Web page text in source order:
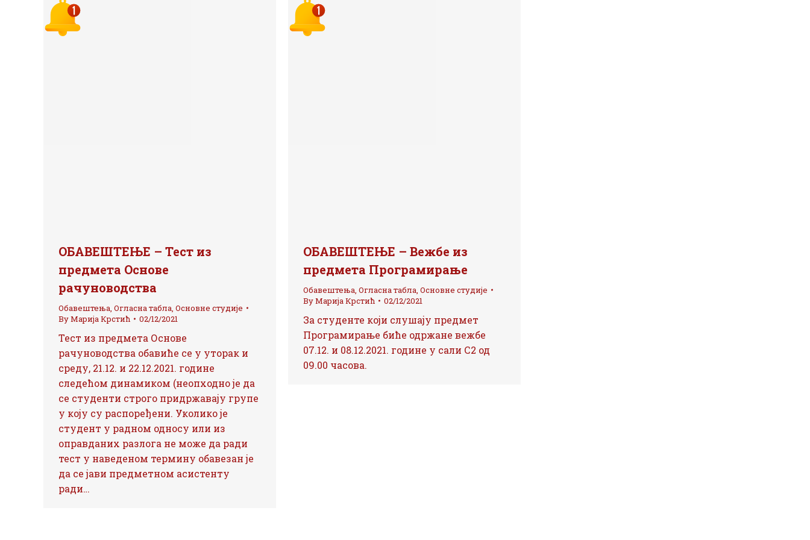
ОБАВЕШТЕЊЕ – Тест из
предмета Основе
рачуноводства
Обавештења, Огласна табла, Основне студије
ByМарија Крстић 02/12/2021
Тест из предмета Основе
рачуноводства обавиће се у уторак и
среду, 21.12. и 22.12.2021. године
следећом динамиком (неопходно је да
се студенти строго придржавају групе
у коју су распоређени. Уколико је
студент у радном односу или из
оправданих разлога не може да ради
тест у наведеном термину обавезан је
да се јави предметном асистенту
ради…
ОБАВЕШТЕЊЕ – Вежбе из
предмета Програмирање
Обавештења, Огласна табла, Основне студије
ByМарија Крстић 02/12/2021
За студенте који слушају предмет
Програмирање биће одржане вежбе
07.12. и 08.12.2021. године у сали С2 од
09.00 часова.